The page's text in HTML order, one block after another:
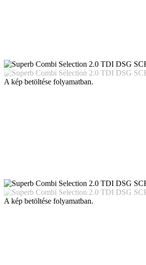
A kép betöltése folyamatban.
A kép betöltése folyamatban.